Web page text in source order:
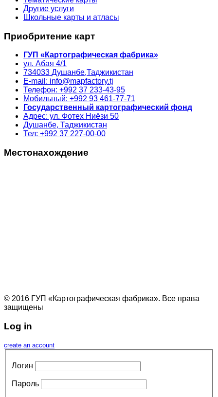
Другие услуги
Школьные карты и атласы
Приобритение карт
ГУП «Картографическая фабрика»
ул. Абая 4/1
734033 Душанбе,Таджикистан
E-mail: info@mapfactory.tj
Телефон: +992 37 233-43-95
Мобильный: +992 93 461-77-71
Государственный картографический фонд
Адрес: ул. Фотех Ниёзи 50
Душанбе, Таджикистан
Тел: +992 37 227-00-00
Местонахождение
© 2016 ГУП «Картографическая фабрика». Все права
защищены
Log in
create an account
Логин
Пароль